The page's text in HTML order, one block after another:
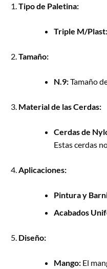
Tipo de Paletina:
Triple M/Plast:
Tamaño:
N.9:Tamaño
Material de las Cerdas:
Cerdas de
Estas cerdas
Aplicaciones:
Pintura y
Acabados
Diseño:
Mango:El